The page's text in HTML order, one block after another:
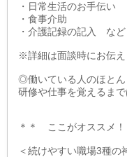
・日常生活のお手伝い
・食事介助
・介護記録の記入 など
※詳細は面談時にお伝え
◎働いている人のほとん
研修や仕事を覚えるま
＊＊ ここがオススメ
＜続けやすい職場3種の